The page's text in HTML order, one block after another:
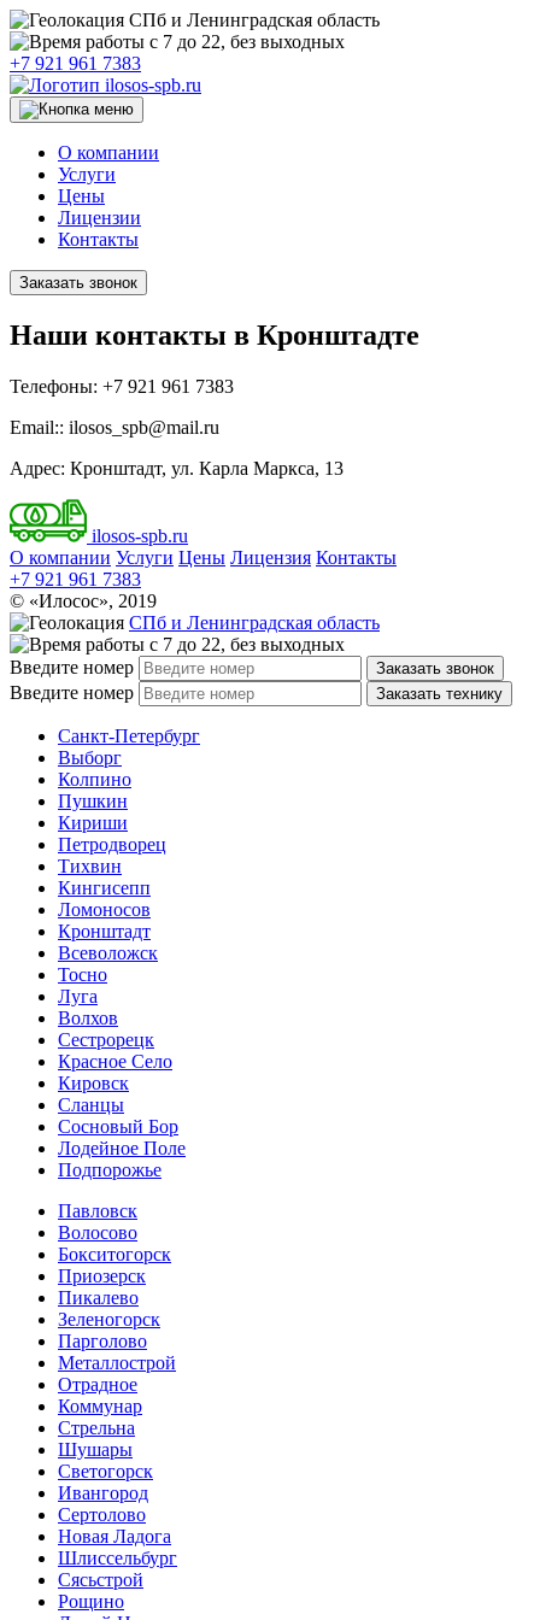
СПб и Ленинградская область
с 7 до 22, без выходных
+7 921 961 7383
ilosos-spb.ru
О компании
Услуги
Цены
Лицензии
Контакты
Заказать звонок
Наши контакты в Кронштадте
Телефоны: +7 921 961 7383
Email:: ilosos_spb@mail.ru
Адрес: Кронштадт, ул. Карла Маркса, 13
ilosos-spb.ru
О компании Услуги Цены Лицензия Контакты
+7 921 961 7383
© «Илосос», 2019
СПб и Ленинградская область
с 7 до 22, без выходных
Введите номер
Заказать звонок
Введите номер Заказать технику
Санкт-Петербург
Выборг
Колпино
Пушкин
Кириши
Петродворец
Тихвин
Кингисепп
Ломоносов
Кронштадт
Всеволожск
Тосно
Луга
Волхов
Сестрорецк
Красное Село
Кировск
Сланцы
Сосновый Бор
Лодейное Поле
Подпорожье
Павловск
Волосово
Бокситогорск
Приозерск
Пикалево
Зеленогорск
Парголово
Металлострой
Отрадное
Коммунар
Стрельна
Шушары
Светогорск
Ивангород
Сертолово
Новая Ладога
Шлиссельбург
Сясьстрой
Рощино